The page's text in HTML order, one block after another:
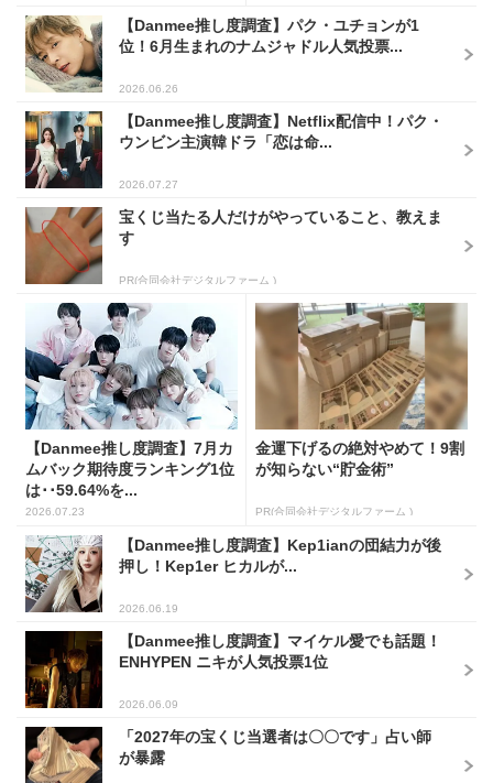
【Danmee推し度調査】パク・ユチョンが1
位！6月生まれのナムジャドル人気投票...
2026.06.26
【Danmee推し度調査】Netflix配信中！パク・
ウンビン主演韓ドラ「恋は命...
2026.07.27
宝くじ当たる人だけがやっていること、教えま
す
PR(合同会社デジタルファーム )
【Danmee推し度調査】7月カ
ムバック期待度ランキング1位
は･･59.64%を...
2026.07.23
金運下げるの絶対やめて！9割
が知らない“貯金術”
PR(合同会社デジタルファーム )
【Danmee推し度調査】Kep1ianの団結力が後
押し！Kep1er ヒカルが...
2026.06.19
【Danmee推し度調査】マイケル愛でも話題！
ENHYPEN ニキが人気投票1位
2026.06.09
「2027年の宝くじ当選者は〇〇です」占い師
が暴露